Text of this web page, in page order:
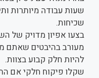
שעות עבודה מיותרות
שכיחות.
בצעו אפיון מדויק של
מעורב בהיבטים שאתם
להיות חלק קבוע בצוות.
שקלו פיקוח חלקי אם